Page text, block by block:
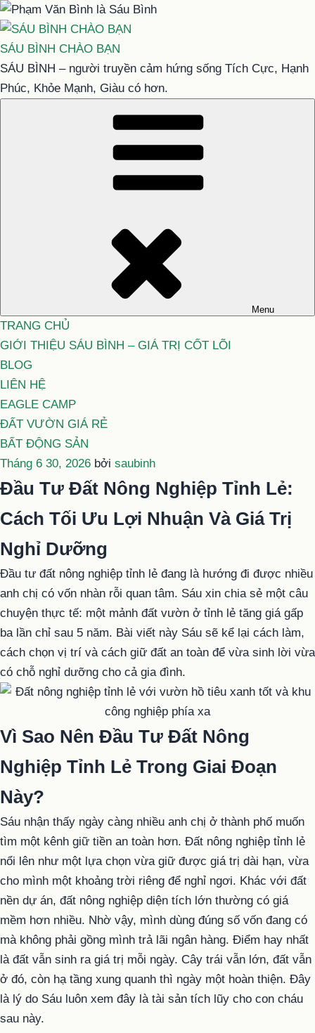
Chuyển
đến
phần
nội
dung
SÁU BÌNH CHÀO BẠN
SÁU BÌNH – người truyền cảm hứng sống Tích Cực, Hạnh
Phúc, Khỏe Mạnh, Giàu có hơn.
Menu
TRANG CHỦ
GIỚI THIỆU SÁU BÌNH – GIÁ TRỊ CỐT LÕI
BLOG
LIÊN HỆ
EAGLE CAMP
ĐẤT VƯỜN GIÁ RẺ
BẤT ĐỘNG SẢN
Đăng
trong
Tháng 6 30, 2026 bởi saubinh
Đầu Tư Đất Nông Nghiệp Tỉnh Lẻ:
Cách Tối Ưu Lợi Nhuận Và Giá Trị
Nghỉ Dưỡng
Đầu tư đất nông nghiệp tỉnh lẻ đang là hướng đi được nhiều
anh chị có vốn nhàn rỗi quan tâm. Sáu xin chia sẻ một câu
chuyện thực tế: một mảnh đất vườn ở tỉnh lẻ tăng giá gấp
ba lần chỉ sau 5 năm. Bài viết này Sáu sẽ kể lại cách làm,
cách chọn vị trí và cách giữ đất an toàn để vừa sinh lời vừa
có chỗ nghỉ dưỡng cho cả gia đình.
Vì Sao Nên Đầu Tư Đất Nông
Nghiệp Tỉnh Lẻ Trong Giai Đoạn
Này?
Sáu nhận thấy ngày càng nhiều anh chị ở thành phố muốn
tìm một kênh giữ tiền an toàn hơn. Đất nông nghiệp tỉnh lẻ
nổi lên như một lựa chọn vừa giữ được giá trị dài hạn, vừa
cho mình một khoảng trời riêng để nghỉ ngơi. Khác với đất
nền dự án, đất nông nghiệp diện tích lớn thường có giá
mềm hơn nhiều. Nhờ vậy, mình dùng đúng số vốn đang có
mà không phải gồng mình trả lãi ngân hàng. Điểm hay nhất
là đất vẫn sinh ra giá trị mỗi ngày. Cây trái vẫn lớn, đất vẫn
ở đó, còn hạ tầng xung quanh thì ngày một hoàn thiện. Đây
là lý do Sáu luôn xem đây là tài sản tích lũy cho con cháu
sau này.